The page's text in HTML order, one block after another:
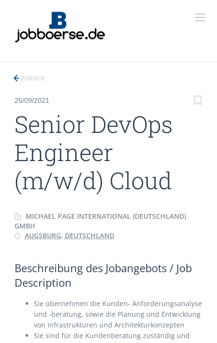
ZURÜCK
25/09/2021
Senior DevOps
Engineer
(m/w/d) Cloud
MICHAEL PAGE INTERNATIONAL (DEUTSCHLAND)
GMBH
AUGSBURG, DEUTSCHLAND
Beschreibung des Jobangebots / Job
Description
Sie übernehmen die Kunden- Anforderungsanalyse
und -beratung, sowie die Planung und Entwicklung
von Infrastrukturen und Architekturkonzepten
Sie sind für die Kundenberatung zuständig und